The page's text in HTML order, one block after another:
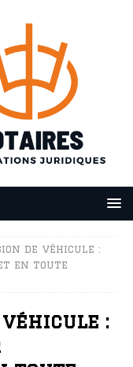
de véhicule :
en toute
véhicule :